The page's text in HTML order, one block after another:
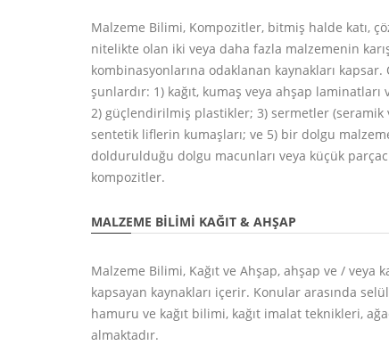
Malzeme Bilimi, Kompozitler, bitmiş halde katı,
nitelikte olan iki veya daha fazla malzemenin
kombinasyonlarına odaklanan kaynakları
şunlardır: 1) kağıt, kumaş veya ahşap laminatları
2) güçlendirilmiş plastikler; 3) sermetler (seramik
sentetik liflerin kumaşları; ve 5) bir dolgu
doldurulduğu dolgu macunları veya küçük
kompozitler.
MALZEME BILIMI KAĞIT & AHŞAP
Malzeme Bilimi, Kağıt ve Ahşap, ahşap ve / veya
kapsayan kaynakları içerir. Konular arasında
hamuru ve kağıt bilimi, kağıt imalat teknikleri,
almaktadır.